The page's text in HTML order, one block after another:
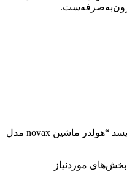
اولین کسی باشید که دیدگاهی می نویسد “هولدر ماشین novax مدل
بخش‌های موردنیاز